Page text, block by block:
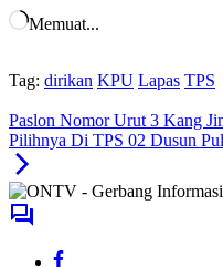
Memuat...
Tag: dirikan KPU Lapas TPS
Paslon Nomor Urut 3 Kang
Pilihnya Di TPS 02 Dusun